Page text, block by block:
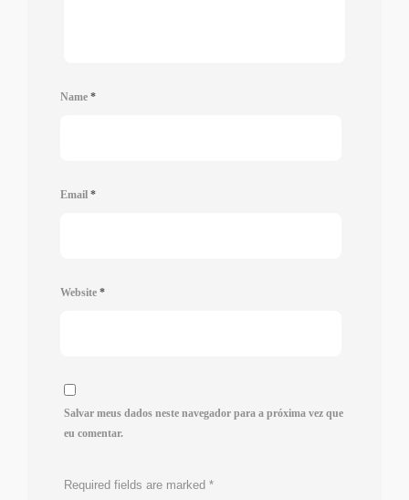
Name *
Email *
Website *
Salvar meus dados neste navegador para a próxima vez que
eu comentar.
Required fields are marked *